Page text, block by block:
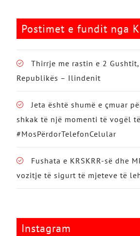
Postimet e fundit nga
Thirrje me rastin e 2
Republikës – Ilindenit
Jeta është shumë e çmuar
shkak të një momenti të vogël
#MosPërdorTelefonCelular
Fushata e KRSKRR-së dhe
vozitje të sigurt të mjeteve të
Instagram